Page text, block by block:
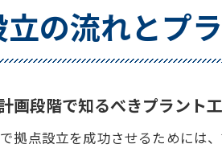
の流れとプ
画段階で知るべきプラント
拠点設立を成功させるためには